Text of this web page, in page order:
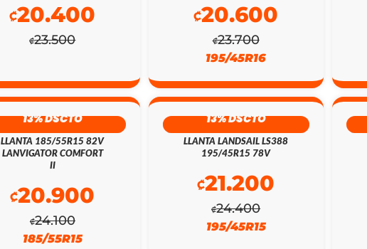
₡23.500
₡20.400
₡23.700
₡20.600
195/45R16
13% DSCTO
LLANTA 185/55R15 82V
LANVIGATOR COMFORT
II
₡24.100
₡20.900
185/55R15
13% DSCTO
LLANTA LANDSAIL LS388
195/45R15 78V
₡24.400
₡21.200
195/45R15